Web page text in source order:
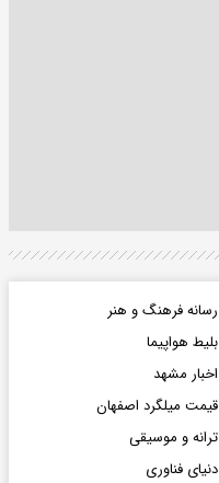
رسانه فرهنگ و هنر
بلیط هواپیما
اخبار مشهد
قیمت میلگرد اصفهان
ترانه و موسیقی
دنیای فناوری